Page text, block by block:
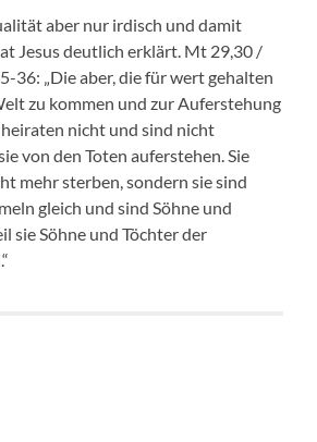
aber nur irdisch und damit
Jesus deutlich erklärt. Mt 29,30 /
36: „Die aber, die für wert gehalten
zu kommen und zur Auferstehung
nicht und sind nicht
von den Toten auferstehen. Sie
mehr sterben, sondern sie sind
gleich und sind Söhne und
sie Söhne und Töchter der